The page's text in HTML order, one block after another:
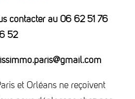
contacter au 06 62 51 76
52
et Orléans ne reçoivent